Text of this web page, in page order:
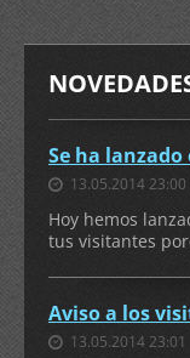
Se ha
13.05.2014 23:00
Hoy hemos
tus visitantes
Aviso a los
13.05.2014 23:01